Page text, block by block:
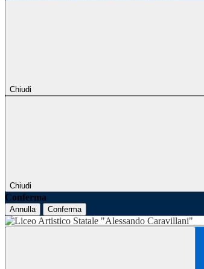
Chiudi
Chiudi
Conferma
Annulla Conferma